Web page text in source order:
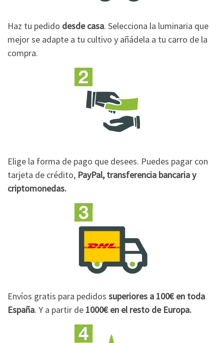
Haz tu pedido desde casa. Selecciona la luminaria que
mejor se adapte a tu cultivo y añádela a tu carro de la
compra.
Elige la forma de pago que desees. Puedes pagar con
tarjeta de crédito, PayPal, transferencia bancaria y
criptomonedas.
Envíos gratis para pedidos superiores a 100€ en toda
España. Y a partir de 1000€ en el resto de Europa.